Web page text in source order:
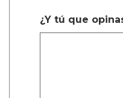
¿Y tú que